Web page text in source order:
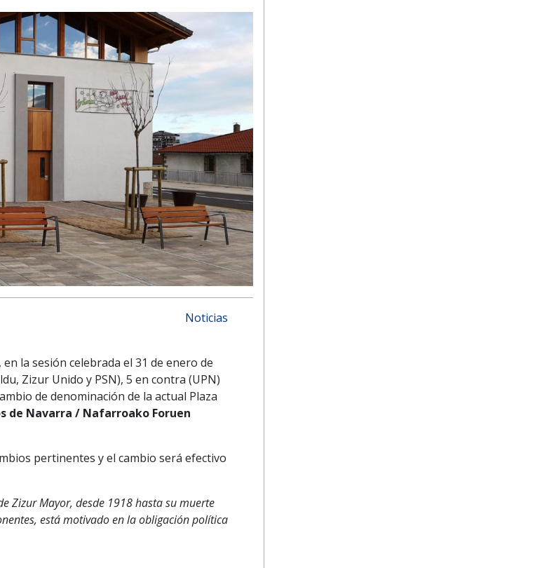
Noticias
la sesión celebrada el 31 de enero de
Zizur Unido y PSN), 5 en contra (UPN)
de denominación de la actual Plaza
de Navarra / Nafarroako Foruen
pertinentes y el cambio será efectivo
Zizur Mayor, desde 1918 hasta su muerte
está motivado en la obligación política